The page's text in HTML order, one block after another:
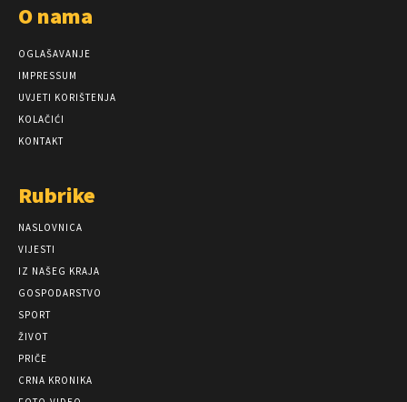
O nama
OGLAŠAVANJE
IMPRESSUM
UVJETI KORIŠTENJA
KOLAČIĆI
KONTAKT
Rubrike
NASLOVNICA
VIJESTI
IZ NAŠEG KRAJA
GOSPODARSTVO
SPORT
ŽIVOT
PRIČE
CRNA KRONIKA